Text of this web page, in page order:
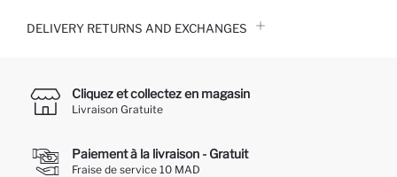
DELIVERY RETURNS AND EXCHANGES
Cliquez et collectez en magasin
Livraison Gratuite
Paiement à la livraison - Gratuit
Fraise de service 10 MAD